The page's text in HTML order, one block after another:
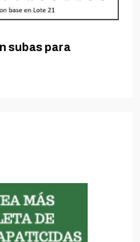
subas para